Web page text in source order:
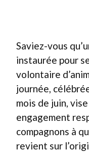
Saviez-vous
instaurée pour
volontaire
journée,
mois de juin,
engagement
compagnons à
revient sur